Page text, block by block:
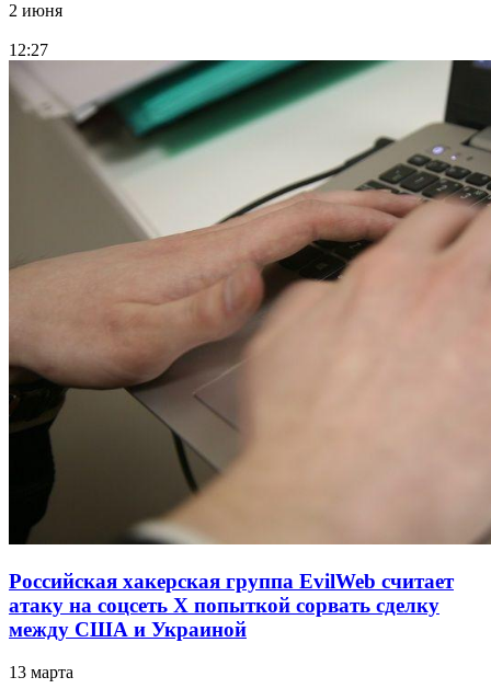
2 июня
12:27
Российская хакерская группа EvilWeb считает
атаку на соцсеть Х попыткой сорвать сделку
между США и Украиной
13 марта